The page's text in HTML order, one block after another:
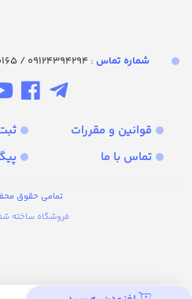
شماره تماس‌ : 09124394294 / 02632240165 / 02634496576
قوانین و مقررات
تماس با ما
تمامی حقوق
فروشگاه ساخته